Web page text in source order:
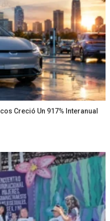
Creció Un 917% Interanual